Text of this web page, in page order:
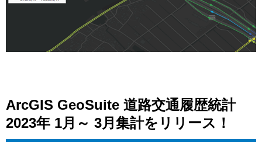
ArcGIS GeoSuite 道路交通履歴統計
2023年 1月～ 3月集計をリリース！